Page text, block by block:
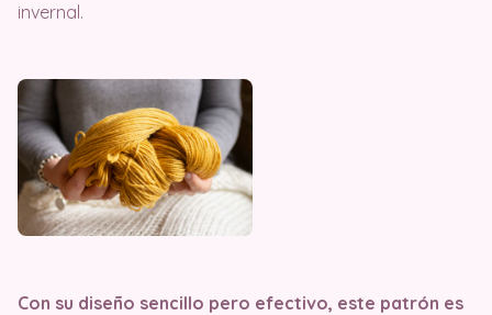
invernal.
Con su diseño sencillo pero efectivo, este patrón es